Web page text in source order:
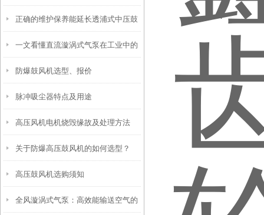
正确的维护保养能延长透浦式中压鼓
风机使用寿命
一文看懂直流漩涡式气泵在工业中的
应用
防爆鼓风机选型、报价
脉冲吸尘器特点及用途
高压风机电机烧毁缘故及处理方法
关于防爆高压鼓风机的如何选型？
高压鼓风机选购须知
全风漩涡式气泵：高效能输送空气的